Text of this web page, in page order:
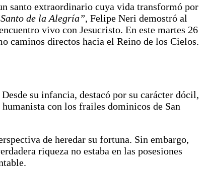
santo extraordinario cuya vida transformó por
de la Alegría”, Felipe Neri demostró al
vivo con Jesucristo. En este martes 26
caminos directos hacia el Reino de los Cielos.
su infancia, destacó por su carácter dócil,
con los frailes dominicos de San
de heredar su fortuna. Sin embargo,
riqueza no estaba en las posesiones